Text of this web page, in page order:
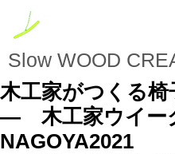
Slow WOOD
木工家がつくる
― 木工家ウイー
NAGOYA2021